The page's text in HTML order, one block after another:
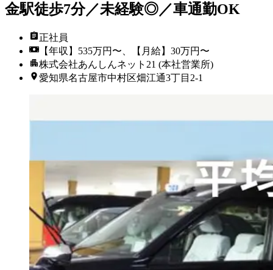
金駅徒歩7分／未経験◎／車通勤OK
正社員
【年収】535万円〜、【月給】30万円〜
株式会社あんしんネット21 (本社営業所)
愛知県名古屋市中村区畑江通3丁目2-1